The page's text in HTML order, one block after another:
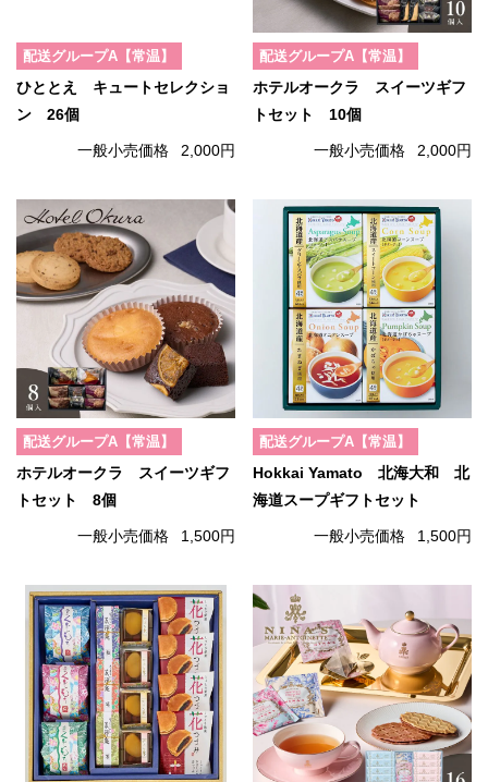
配送グループA【常温】
ひととえ キュートセレクショ
ン 26個
一般小売価格 2,000円
配送グループA【常温】
ホテルオークラ スイーツギフ
トセット 10個
一般小売価格 2,000円
配送グループA【常温】
ホテルオークラ スイーツギフ
トセット 8個
一般小売価格 1,500円
配送グループA【常温】
Hokkai Yamato 北海大和 北
海道スープギフトセット
一般小売価格 1,500円